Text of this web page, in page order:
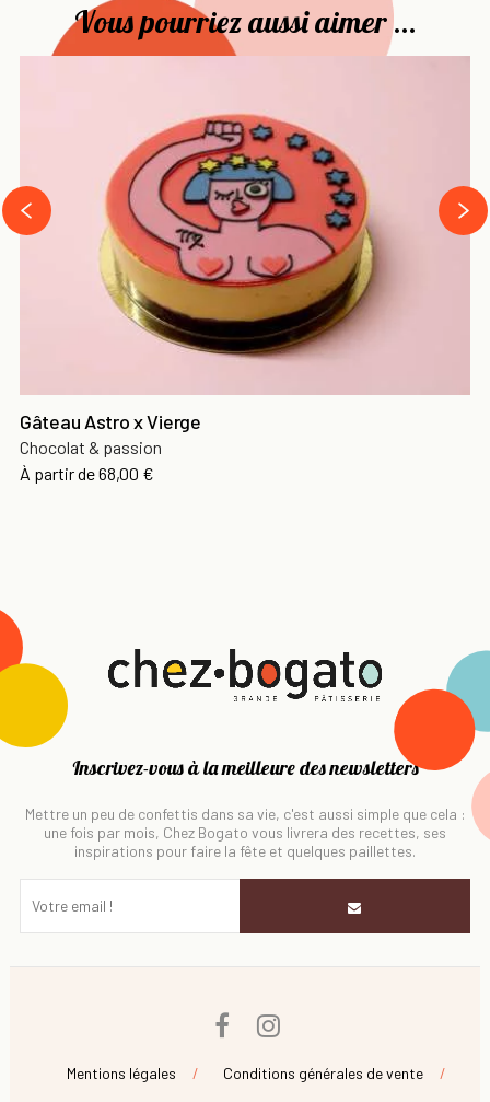
Vous pourriez aussi aimer ...
Gâteau Astro x Vierge
Chocolat & passion
À partir de68,00 €
‹
›
Inscrivez-vous à la meilleure des newsletters
Mettre un peu de confettis dans sa vie, c'est aussi simple que cela :
une fois par mois, Chez Bogato vous livrera des recettes, ses
inspirations pour faire la fête et quelques paillettes.
Facebook
Mentions légales Conditions générales de vente